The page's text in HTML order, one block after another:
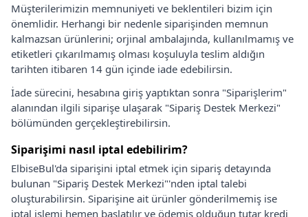
Müşterilerimizin memnuniyeti ve beklentileri bizim için
önemlidir. Herhangi bir nedenle siparişinden memnun
kalmazsan ürünlerini; orjinal ambalajında, kullanılmamış ve
etiketleri çıkarılmamış olması koşuluyla teslim aldığın
tarihten itibaren 14 gün içinde iade edebilirsin.
İade sürecini, hesabına giriş yaptıktan sonra "Siparişlerim"
alanından ilgili siparişe ulaşarak "Sipariş Destek Merkezi"
bölümünden gerçekleştirebilirsin.
Siparişimi nasıl iptal edebilirim?
ElbiseBul'da siparişini iptal etmek için sipariş detayında
bulunan "Sipariş Destek Merkezi"'nden iptal talebi
oluşturabilirsin. Siparişine ait ürünler gönderilmemiş ise
iptal işlemi hemen başlatılır ve ödemiş olduğun tutar kredi